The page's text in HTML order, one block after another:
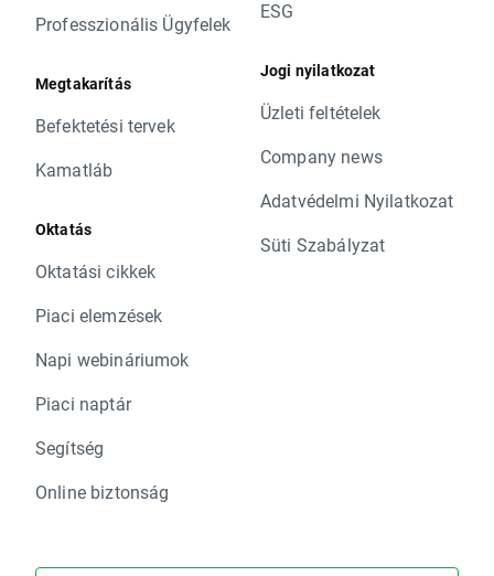
Professzionális Ügyfelek
Megtakarítás
Befektetési tervek
Kamatláb
Oktatás
Oktatási cikkek
Piaci elemzések
Napi webináriumok
Piaci naptár
Segítség
Online biztonság
ESG
Jogi nyilatkozat
Üzleti feltételek
Company news
Adatvédelmi Nyilatkozat
Süti Szabályzat